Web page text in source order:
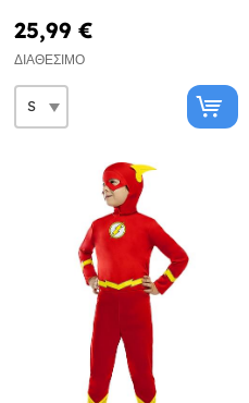
25,99 €
ΔΙΑΘΈΣΙΜΟ